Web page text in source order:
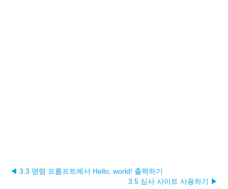
◀ 3.3 명령 프롬프트에서 Hello, world! 출력하기
3.5 심사 사이트 사용하기 ▶︎